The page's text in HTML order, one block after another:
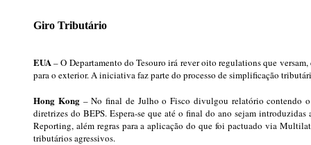
Giro Tributário
EUA– O Departamento do Tesouro irá rever oito regulations que
para o exterior. A iniciativa faz parte do processo de simplificação
Hong Kong– No final de Julho o Fisco divulgou relatório contendo o
diretrizes do BEPS. Espera-se que até o final do ano sejam
Reporting, além regras para a aplicação do que foi pactuado via
tributários agressivos.